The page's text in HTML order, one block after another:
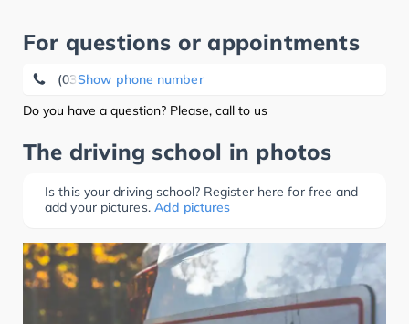
For questions or appointments
Show phone number
(03525) 73 96 01
Do you have a question? Please, call to us
The driving school in photos
Is this your driving school? Register here for free and
add your pictures. Add pictures